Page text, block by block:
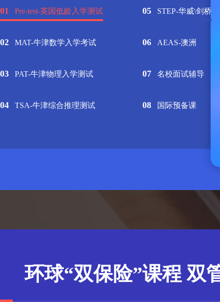
01 Pre-test-英国低龄入学测试 05 STEP-华威\剑桥
02 MAT-牛津数学入学考试 06 AEAS-澳洲
03 PAT-牛津物理入学测试 07 名校面试辅导
04 TSA-牛津综合推理测试 08 国际预备课
环球“双保险”课程 双